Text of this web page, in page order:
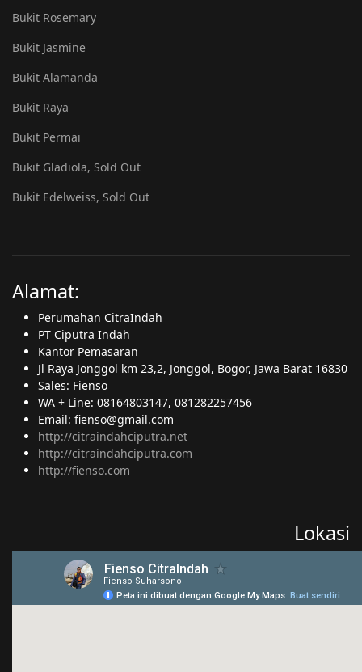
Bukit Rosemary
Bukit Jasmine
Bukit Alamanda
Bukit Raya
Bukit Permai
Bukit Gladiola, Sold Out
Bukit Edelweiss, Sold Out
Alamat:
Perumahan CitraIndah
PT Ciputra Indah
Kantor Pemasaran
Jl Raya Jonggol km 23,2, Jonggol, Bogor, Jawa Barat 16830
Sales: Fienso
WA + Line: 08164803147, 081282257456
Email: fienso@gmail.com
http://citraindahciputra.net
http://citraindahciputra.com
http://fienso.com
Lokasi